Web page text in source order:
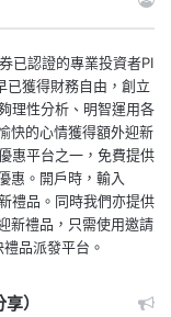
已認證的專業投資者PI
獲得財務自由，創立
理性分析、明智運用各
快的心情獲得額外迎新
惠平台之一，免費提供
惠。開戶時，輸入
禮品。同時我們亦提供
新禮品，只需使用邀請
品派發平台。
）